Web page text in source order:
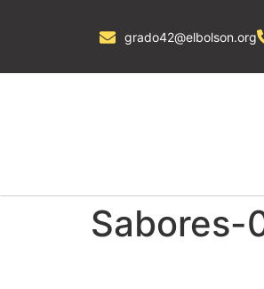
grado42@elbolson.org
Sabores-